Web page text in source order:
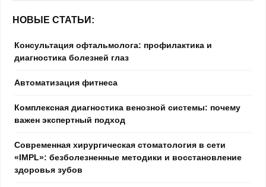
НОВЫЕ СТАТЬИ:
Консультация офтальмолога: профилактика и
диагностика болезней глаз
Автоматизация фитнеса
Комплексная диагностика венозной системы: почему
важен экспертный подход
Современная хирургическая стоматология в сети
«IMPL»: безболезненные методики и восстановление
здоровья зубов